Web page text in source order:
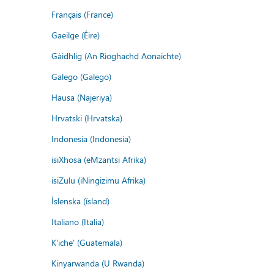
Français (France)
Gaeilge (Éire)
Gàidhlig (An Rìoghachd Aonaichte)
Galego (Galego)
Hausa (Najeriya)
Hrvatski (Hrvatska)
Indonesia (Indonesia)
isiXhosa (eMzantsi Afrika)
isiZulu (iNingizimu Afrika)
Íslenska (ísland)
Italiano (Italia)
K'iche' (Guatemala)
Kinyarwanda (U Rwanda)